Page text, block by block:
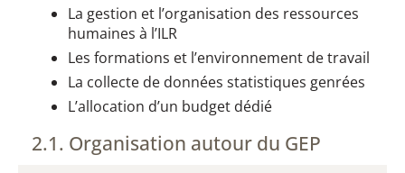
La gestion et l’organisation des ressources
humaines à l’ILR
Les formations et l’environnement de travail
La collecte de données statistiques genrées
L’allocation d’un budget dédié
2.1. Organisation autour du GEP​